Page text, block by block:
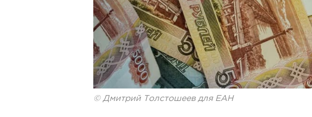
© Дмитрий Толстошеев для ЕАН